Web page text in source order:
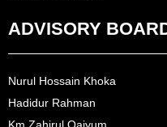
ADVISORY
Nurul Hossain Khoka
Hadidur Rahman
Km Zahirul Qaiyum